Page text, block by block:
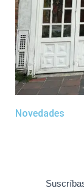
Novedades